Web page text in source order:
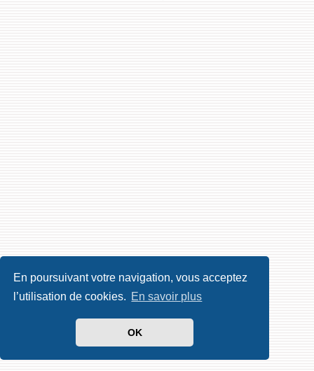
En poursuivant votre navigation, vous acceptez
l’utilisation de cookies. En savoir plus
OK